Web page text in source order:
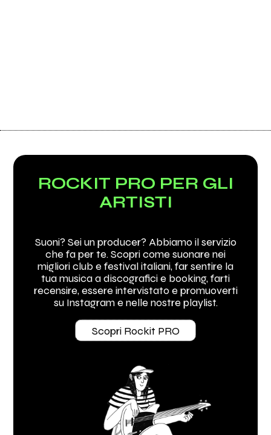
ROCKIT PRO PER GLI
ARTISTI
Suoni? Sei un producer? Abbiamo il servizio
che fa per te. Scopri come suonare nei
migliori club e festival italiani, far sentire la
tua musica a discografici e booking, farti
recensire, essere intervistato e promuoverti
su Instagram e nelle nostre playlist.
Scopri Rockit PRO